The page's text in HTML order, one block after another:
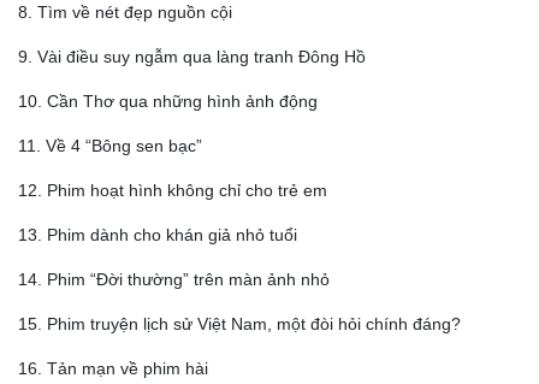
8. Tìm về nét đẹp nguồn cội
9. Vài điều suy ngẫm qua làng tranh Đông Hồ
10. Cần Thơ qua những hình ảnh động
11. Về 4 “Bông sen bạc”
12. Phim hoạt hình không chỉ cho trẻ em
13. Phim dành cho khán giả nhỏ tuổi
14. Phim “Đời thường” trên màn ảnh nhỏ
15. Phim truyện lịch sử Việt Nam, một đòi hỏi chính đáng?
16. Tản mạn về phim hài